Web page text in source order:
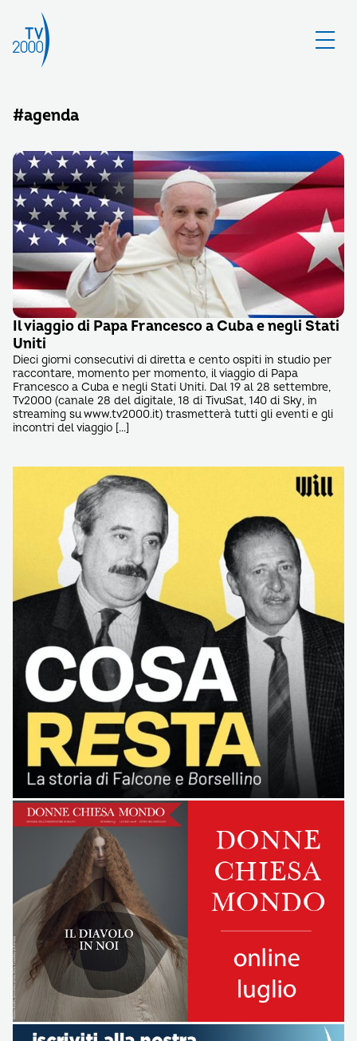
#agenda
Il viaggio di Papa Francesco a Cuba e negli Stati
Uniti
Dieci giorni consecutivi di diretta e cento ospiti in studio per
raccontare, momento per momento, il viaggio di Papa
Francesco a Cuba e negli Stati Uniti. Dal 19 al 28 settembre,
Tv2000 (canale 28 del digitale, 18 di TivuSat, 140 di Sky, in
streaming su www.tv2000.it) trasmetterà tutti gli eventi e gli
incontri del viaggio […]